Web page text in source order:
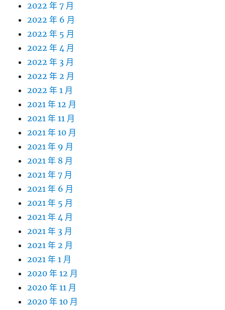
2022 年 7 月
2022 年 6 月
2022 年 5 月
2022 年 4 月
2022 年 3 月
2022 年 2 月
2022 年 1 月
2021 年 12 月
2021 年 11 月
2021 年 10 月
2021 年 9 月
2021 年 8 月
2021 年 7 月
2021 年 6 月
2021 年 5 月
2021 年 4 月
2021 年 3 月
2021 年 2 月
2021 年 1 月
2020 年 12 月
2020 年 11 月
2020 年 10 月